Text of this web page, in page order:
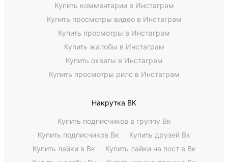
Купить комментарии в Инстаграм
Купить просмотры видео в Инстаграм
Купить просмотры в Инстаграм
Купить жалобы в Инстаграм
Купить охваты в Инстаграм
Купить просмотры рилс в Инстаграм
Накрутка ВК
Купить подписчиков в группу Вк
Купить подписчиков Вк
Купить друзей Вк
Купить лайки в Вк
Купить лайки на пост в Вк